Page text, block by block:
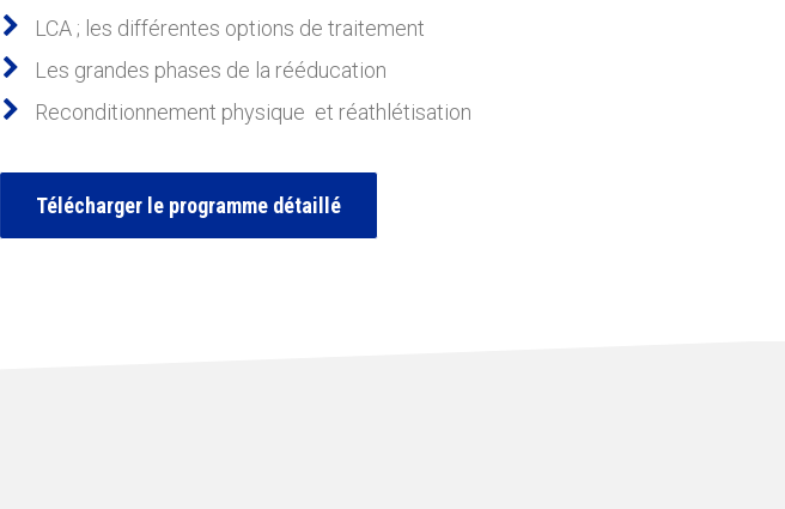
LCA ; les différentes options de traitement
Les grandes phases de la rééducation
Reconditionnement physique et réathlétisation
Télécharger le programme détaillé